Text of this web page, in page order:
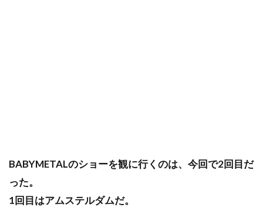
BABYMETALのショーを観に行くのは、今回で2回目だ
った。
1回目はアムステルダムだ。